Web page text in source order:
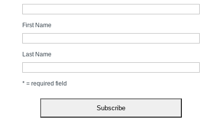
First Name
Last Name
* = required field